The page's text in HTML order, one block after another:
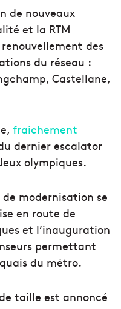
de nouveaux
et la RTM
des
du réseau :
Castellane,
fraichement
dernier escalator
olympiques.
modernisation se
en route de
et l’inauguration
permettant
du métro.
taille est annoncé